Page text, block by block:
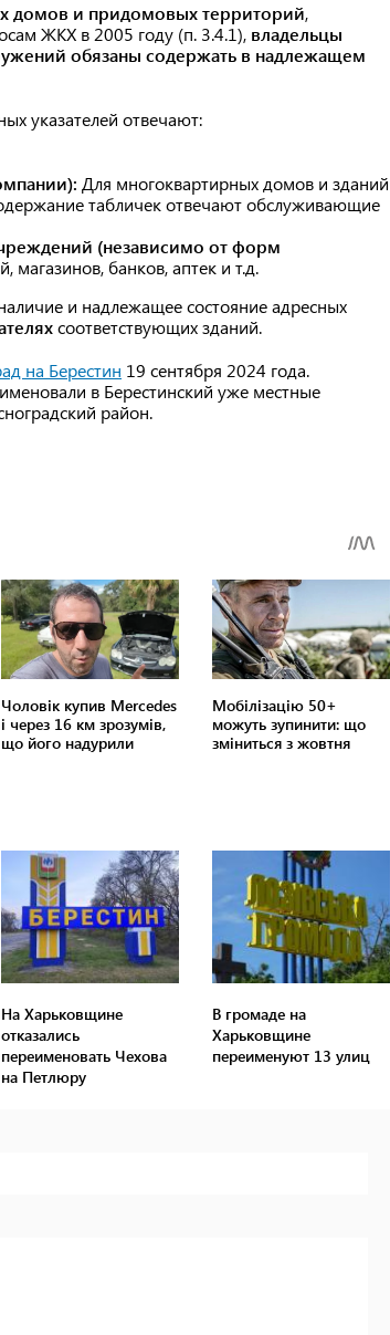
домов и придомовых территорий,
ЖКХ в 2005 году (п. 3.4.1), владельцы
обязаны содержать в надлежащем
указателей отвечают:
Для многоквартирных домов и зданий
табличек отвечают обслуживающие
(независимо от форм
магазинов, банков, аптек и т.д.
и надлежащее состояние адресных
соответствующих зданий.
на Берестин 19 сентября 2024 года.
в Берестинский уже местные
район.
На Харьковщине
отказались
переименовать Чехова
на Петлюру
В громаде на
Харьковщине
переименуют 13 улиц